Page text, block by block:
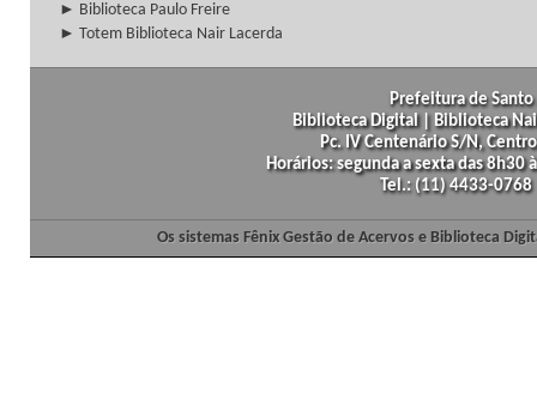
► Biblioteca Paulo Freire
► Totem Biblioteca Nair Lacerda
Prefeitura de
Biblioteca Digital | Biblioteca
Pc. IV Centenário S/N,
Horários: segunda a sexta das
Tel.: (11) 4433-
Os sistemas Fênix Gestão de Acervos e Biblioteca